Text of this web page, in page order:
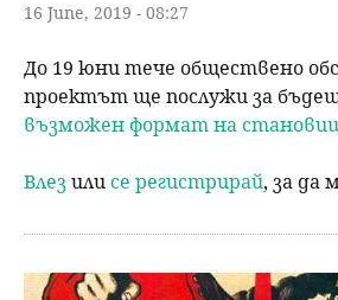
16 June, 2019 - 08:27
До 19 юни тече обществено
проектът ще послужи за
възможен формат на
Влезили се регистрирай, за да